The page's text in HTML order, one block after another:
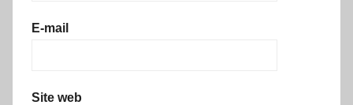
E-mail
Site web